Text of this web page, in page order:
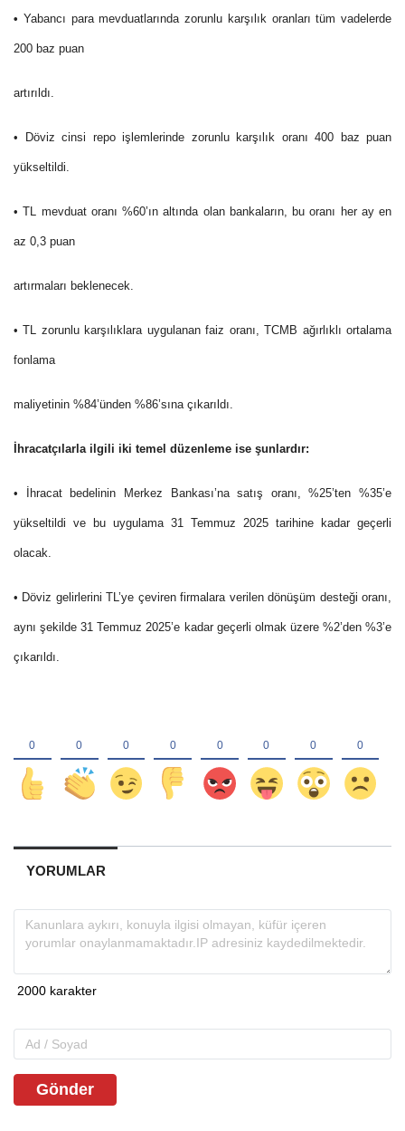
• Yabancı para mevduatlarında zorunlu karşılık oranlarıtüm vadelerde
200 baz puan
artırıldı.
• Döviz cinsi repo işlemlerinde zorunlu karşılık oranı 400 baz puan
yükseltildi.
• TL mevduat oranı %60’ın altında olan bankaların, bu oranı her ay en
az 0,3 puan
artırmaları beklenecek.
• TL zorunlu karşılıklara uygulanan faiz oranı, TCMB ağırlıklı ortalama
fonlama
maliyetinin %84’ünden %86’sına çıkarıldı.
İhracatçılarla ilgili iki temel düzenleme ise şunlardır:
• İhracat bedelinin Merkez Bankası’na satış oranı, %25’ten %35’e
yükseltildi ve bu uygulama 31 Temmuz 2025 tarihine kadar geçerli
olacak.
• Döviz gelirlerini TL’ye çeviren firmalara verilen dönüşüm desteği oranı,
aynı şekilde 31 Temmuz 2025’e kadar geçerli olmak üzere %2’den %3’e
çıkarıldı.
YORUMLAR
Gönder